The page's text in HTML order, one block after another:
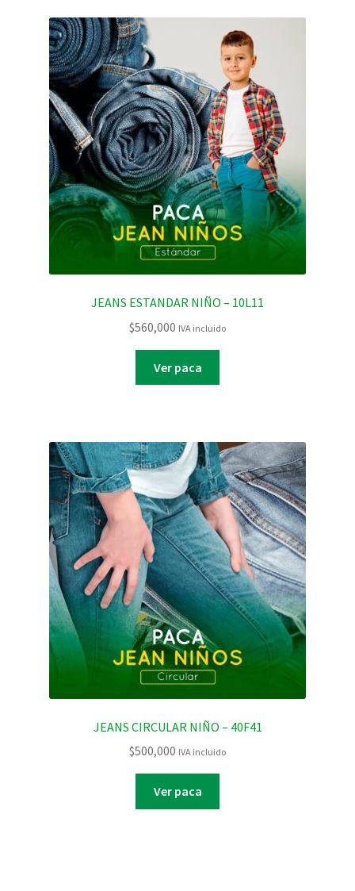
JEANS ESTANDAR NIÑO – 10L11
$560,000 IVA incluido
Ver paca
JEANS CIRCULAR NIÑO – 40F41
$500,000 IVA incluido
Ver paca